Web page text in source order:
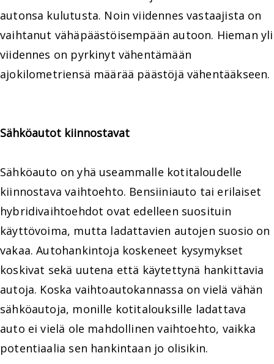
autonsa kulutusta. Noin viidennes vastaajista on
vaihtanut vähäpäästöisempään autoon. Hieman yli
viidennes on pyrkinyt vähentämään
ajokilometriensä määrää päästöjä vähentääkseen.
Sähköautot kiinnostavat
Sähköauto on yhä useammalle kotitaloudelle
kiinnostava vaihtoehto. Bensiiniauto tai erilaiset
hybridivaihtoehdot ovat edelleen suosituin
käyttövoima, mutta ladattavien autojen suosio on
vakaa. Autohankintoja koskeneet kysymykset
koskivat sekä uutena että käytettynä hankittavia
autoja. Koska vaihtoautokannassa on vielä vähän
sähköautoja, monille kotitalouksille ladattava
auto ei vielä ole mahdollinen vaihtoehto, vaikka
potentiaalia sen hankintaan jo olisikin.